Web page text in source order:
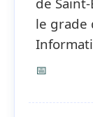
le grade
📅